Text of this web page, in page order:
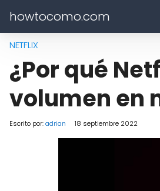
howtocomo.com
NETFLIX
¿Por qué
volumen en
Escrito por:adrian 18 septiembre 2022